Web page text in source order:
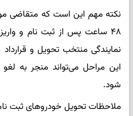
نکته مهم این است که متقاضی
۴۸ ساعت پس از ثبت نام و
نمایندگی منتخب تحویل و
این مراحل می‌تواند منجر به
شود.
ملاحظات تحویل خودروهای ثبت